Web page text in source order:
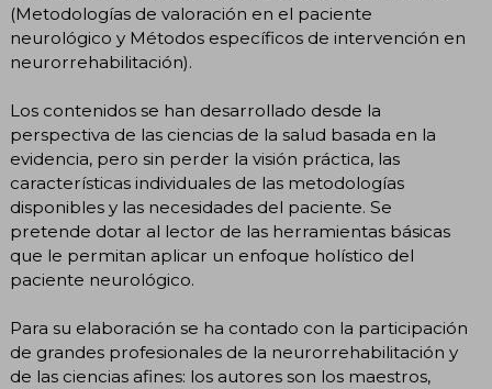
(Metodologías de valoración en el paciente
neurológico y Métodos específicos de intervención en
neurorrehabilitación).
Los contenidos se han desarrollado desde la
perspectiva de las ciencias de la salud basada en la
evidencia, pero sin perder la visión práctica, las
características individuales de las metodologías
disponibles y las necesidades del paciente. Se
pretende dotar al lector de las herramientas básicas
que le permitan aplicar un enfoque holístico del
paciente neurológico.
Para su elaboración se ha contado con la participación
de grandes profesionales de la neurorrehabilitación y
de las ciencias afines: los autores son los maestros,